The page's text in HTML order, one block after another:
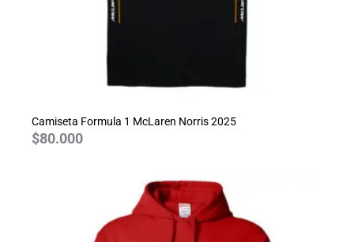
Camiseta Formula 1 McLaren Norris 2025
$80.000